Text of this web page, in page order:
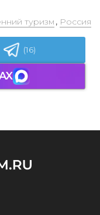
туризм , Россия
(16)